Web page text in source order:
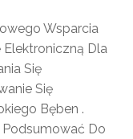
Wsparcia
Dla
Się
Się
Bęben .
Do